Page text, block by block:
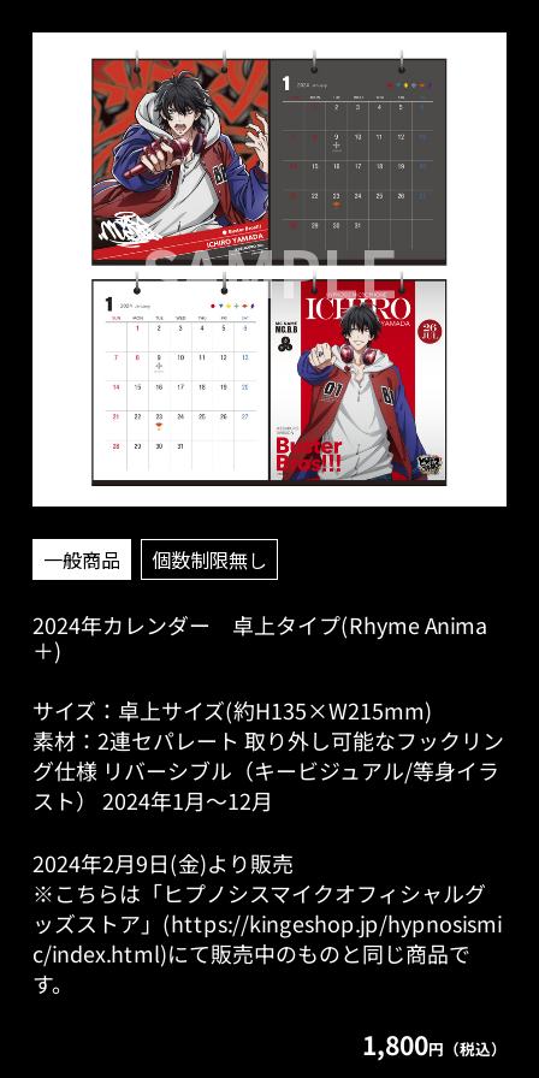
一般商品 個数制限無し
2024年カレンダー 卓上タイプ(Rhyme Anima
＋)
サイズ：卓上サイズ(約H135×W215mm)
素材：2連セパレート 取り外し可能なフックリン
グ仕様 リバーシブル（キービジュアル/等身イラ
スト） 2024年1月～12月
2024年2月9日(金)より販売
※こちらは「ヒプノシスマイクオフィシャルグ
ッズストア」(https://kingeshop.jp/hypnosismi
c/index.html)にて販売中のものと同じ商品で
す。
1,800円（税込）